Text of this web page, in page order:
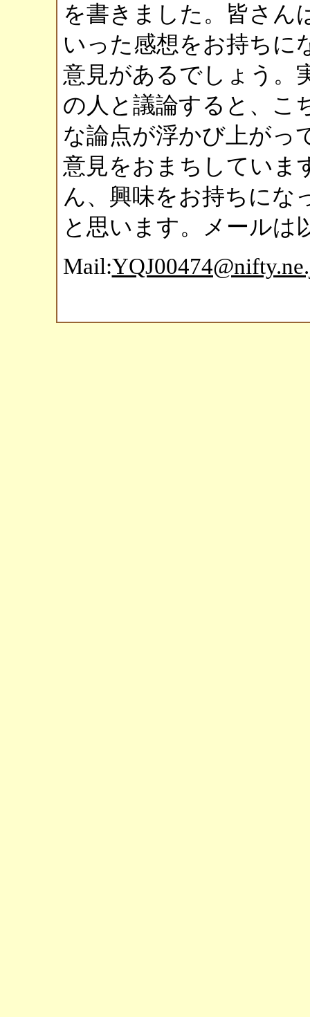
を書きました。皆さん
いった感想をお持ちに
意見があるでしょう。
の人と議論すると、こ
な論点が浮かび上がっ
意見をおまちしていま
ん、興味をお持ちにな
と思います。メールは
Mail: